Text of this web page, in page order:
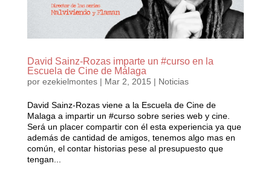
David Sainz-Rozas imparte un #curso en la
Escuela de Cine de Málaga
por ezekielmontes| Mar 2, 2015 | Noticias
David Sainz-Rozas viene a la Escuela de Cine de
Malaga a impartir un ‪#‎curso‬ sobre series web y cine.
Será un placer compartir con él esta experiencia ya que
además de cantidad de amigos, tenemos algo mas en
común, el contar historias pese al presupuesto que
tengan...